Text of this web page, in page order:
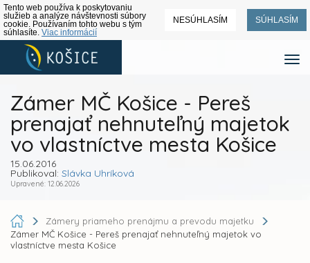
Tento web používa k poskytovaniu
služieb a analýze návštevnosti súbory
cookie. Používaním tohto webu s tým
súhlasíte. Viac informácií
NESÚHLASÍM SÚHLASÍM
Zámer MČ Košice - Pereš
prenajať nehnuteľný majetok
vo vlastníctve mesta Košice
15.06.2016
Publikoval: Slávka Uhríková
Upravené: 12.06.2026
Zámery priameho prenájmu a prevodu majetku
Zámer MČ Košice - Pereš prenajať nehnuteľný majetok vo
vlastníctve mesta Košice